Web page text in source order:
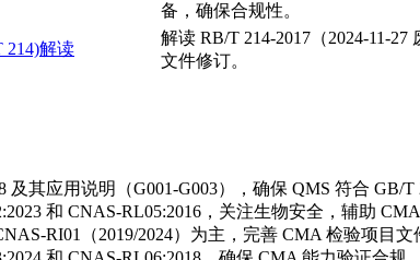
备，确保合规性。
214)解读
解读 RB/T 214-2017（2024-11-
文件修订。
及其应用说明（G001-G003），确保 QMS 符合 GB/
和 CNAS-RL05:2016，关注生物安全，辅助
RI01（2019/2024）为主，完善 CMA 检验项目文